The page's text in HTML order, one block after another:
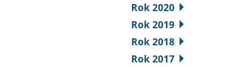
Rok 2020
Rok 2019
Rok 2018
Rok 2017